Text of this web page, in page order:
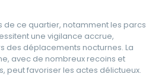
de ce quartier, notamment les parcs
une vigilance accrue,
des déplacements nocturnes. La
avec de nombreux recoins et
peut favoriser les actes délictueux.